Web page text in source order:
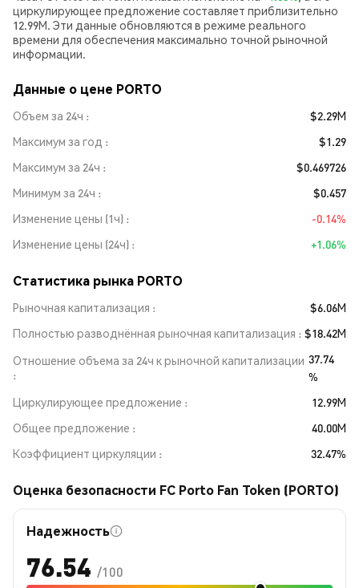
циркулирующее предложение составляет приблизительно
12.99M. Эти данные обновляются в режиме реального
времени для обеспечения максимально точной рыночной
информации.
Данные о цене PORTO
Объем за 24ч
$2.29M
Максимум за год
$1.29
Максимум за 24ч
$0.469726
Минимум за 24ч
$0.457
Изменение цены (1ч)
-0.14%
Изменение цены (24ч)
+1.06%
Статистика рынка PORTO
Рыночная капитализация
$6.06M
Полностью разводнённая рыночная капитализация
$18.42M
Отношение объема за 24ч к рыночной капитализации 37.74
%
Циркулирующее предложение
12.99M
Общее предложение
40.00M
Коэффициент циркуляции
32.47%
Оценка безопасности FC Porto Fan Token (PORTO)
Надежность
76.54 /100